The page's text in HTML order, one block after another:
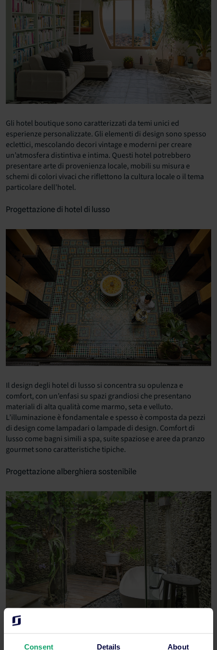
Consent Details About
Gli hotel boutique sono caratterizzati da temi unici ed
esperienze personalizzate. Gli elementi di design sono spesso
eclettici, mescolando decori vintage e moderni per creare
un’atmosfera distintiva e intima. Questi hotel potrebbero
presentare arte di provenienza locale, mobili su misura e
schemi di colori vivaci che riflettono la cultura locale o il tema
particolare dell’hotel.
Progettazione di hotel di lusso
Il design degli hotel di lusso si concentra su opulenza e
comfort, con un’enfasi su spazi grandiosi che presentano
materiali di alta qualità come marmo, seta e velluto.
L’illuminazione è fondamentale e spesso è composta da pezzi
di design come lampadari o lampade di design. Comfort di
lusso come bagni simili a spa, suite spaziose e aree da pranzo
gourmet sono caratteristiche tipiche.
Progettazione alberghiera sostenibile